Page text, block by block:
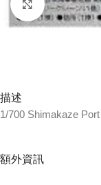
Click to
描述
1/700 Shimakaze
額外資訊